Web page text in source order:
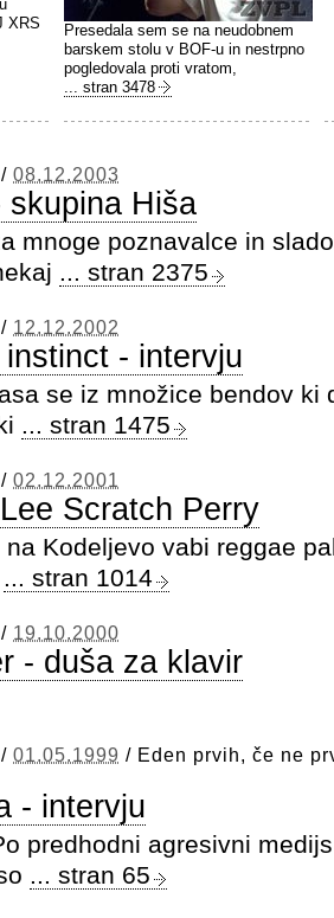
XRS
Presedala sem se na neudobnem
barskem stolu v BOF-u in nestrpno
pogledovala proti vratom,
... stran 3478
/ 08.12.2003
skupina Hiša
mnoge poznavalce in
... stran 2375
/ 12.12.2002
- intervju
se iz množice bendov ki
... stran 1475
/ 02.12.2001
Scratch Perry
Kodeljevo vabi reggae
... stran 1014
/ 19.10.2000
- duša za klavir
/ 01.05.1999 / Eden prvih, če ne
- intervju
predhodni agresivni
... stran 65